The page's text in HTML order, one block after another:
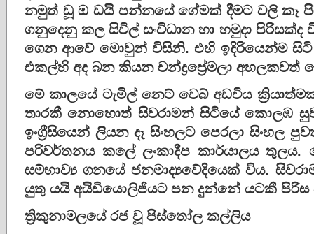
නමුත් ඩූ ඔ ඩයි පන්නයේ ගේමක් දීමට වලි කෑ
ගනුදෙනු කල සිවිල් සංවිධාන හා හමුදා පිරිසක්ද
ගෙන ආවේ මොවුන් විසිනි. එහි ඉදිරියෙන්ම
එකල්හි අද බන කියන චන්ද්‍රප්‍රේමලා අහලකවත්
මේ කාලයේ ටැමිල් නෙට් වෙබ් අඩවිය
තාරකී නොහොත් සිවරාමන් සිටියේ කොලඹ
ඉංග්‍රීසියෙන් ලියන දෑ සිංහලට පෙරලා සිංහල
පරිවර්තනය කලේ ලංකාදීප කාර්යාලය
සම්භාව්‍ය ගනයේ ජනමාද්‍යවේදියෙක් විය.
යුතු යයි අයිඩියොලිජියට පන දුන්නේ යටකී පිරිස
ත්‍රිකුනාමලයේ රජ වූ පිස්තෝල කල්ලිය